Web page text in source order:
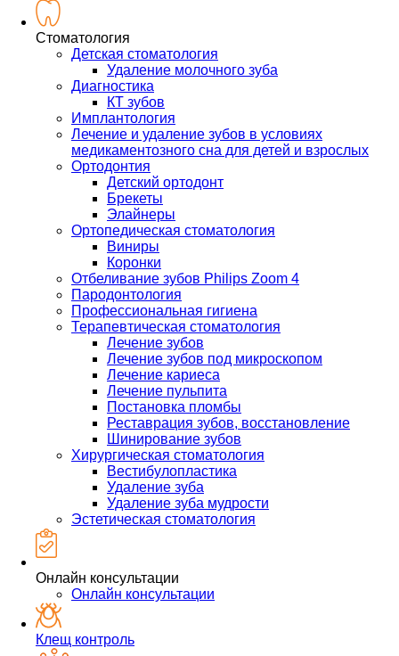
Стоматология
Детская стоматология
Удаление молочного зуба
Диагностика
КТ зубов
Имплантология
Лечение и удаление зубов в условиях
медикаментозного сна для детей и взрослых
Ортодонтия
Детский ортодонт
Брекеты
Элайнеры
Ортопедическая стоматология
Виниры
Коронки
Отбеливание зубов Philips Zoom 4
Пародонтология
Профессиональная гигиена
Терапевтическая стоматология
Лечение зубов
Лечение зубов под микроскопом
Лечение кариеса
Лечение пульпита
Постановка пломбы
Реставрация зубов, восстановление
Шинирование зубов
Хирургическая стоматология
Вестибулопластика
Удаление зуба
Удаление зуба мудрости
Эстетическая стоматология
Онлайн консультации
Онлайн консультации
Клещ контроль